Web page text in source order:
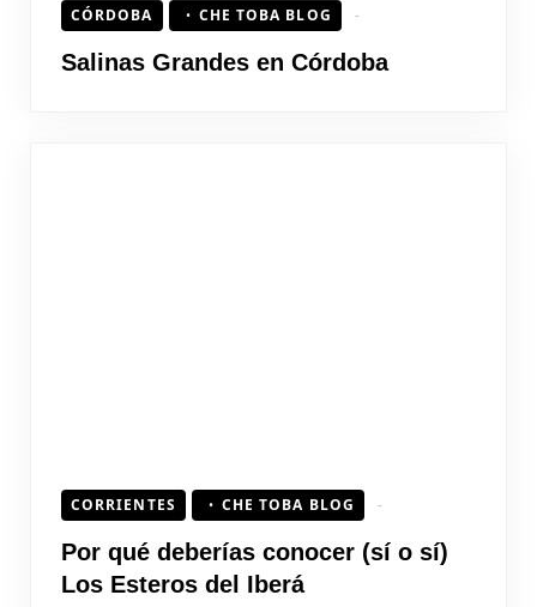
CÓRDOBA CHE TOBA BLOG
Salinas Grandes en Córdoba
CORRIENTES CHE TOBA BLOG
Por qué deberías conocer (sí o sí)
Los Esteros del Iberá